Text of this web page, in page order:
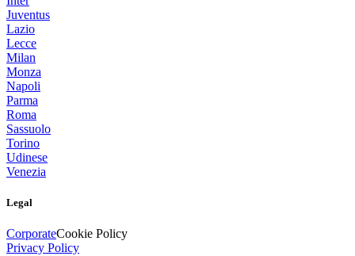
Juventus
Lazio
Lecce
Milan
Monza
Napoli
Parma
Roma
Sassuolo
Torino
Udinese
Venezia
Legal
CorporateCookie Policy
Privacy Policy